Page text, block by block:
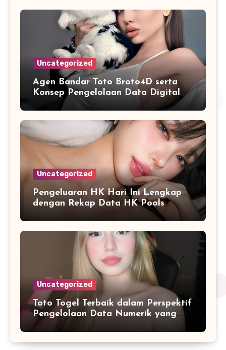
Uncategorized
Agen Bandar Toto Broto4D serta
Konsep Pengelolaan Data Digital
yang Lebih Terstruktur
Uncategorized
Pengeluaran HK Hari Ini Lengkap
dengan Rekap Data HK Pools
Uncategorized
Toto Togel Terbaik dalam Perspektif
Pengelolaan Data Numerik yang